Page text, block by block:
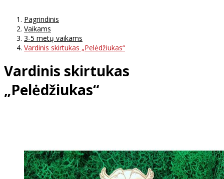
Pagrindinis
Vaikams
3-5 metų vaikams
Vardinis skirtukas „Pelėdžiukas“
Vardinis skirtukas
„Pelėdžiukas“